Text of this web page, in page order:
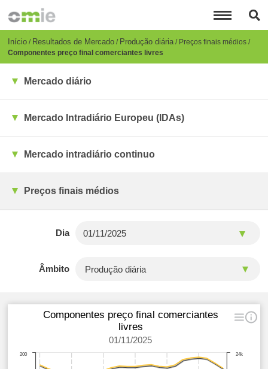
para
conteúdo
principal
Breadcrumb
Início Resultados de Mercado Produção diária Preços finais médios
Componentes preço final comerciantes livres
Mercado diário
Mercado Intradiário Europeu (IDAs)
Mercado intradiário continuo
Preços finais médios
Dia
Âmbito
Componentes preço final comerciantes
livres
01/11/2025
24k
200